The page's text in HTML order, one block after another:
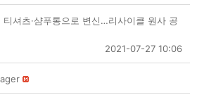
티셔츠·샴푸통으로 변신…리사이클 원사 공
2021-07-27 10:06